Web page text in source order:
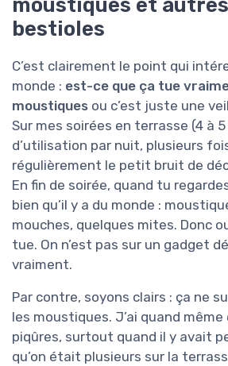
moustiques et autres
bestioles
C’est clairement le point qui
monde : est-ce que ça tue
moustiques ou c’est juste une
Sur mes soirées en terrasse (4 à
d’utilisation par nuit, plusieurs
régulièrement le petit bruit de
En fin de soirée, quand tu
bien qu’il y a du monde :
mouches, quelques mites. Donc
tue. On n’est pas sur un gadget
vraiment.
Par contre, soyons clairs : ça ne
les moustiques. J’ai quand même
piqûres, surtout quand il y avait
qu’on était plusieurs sur la